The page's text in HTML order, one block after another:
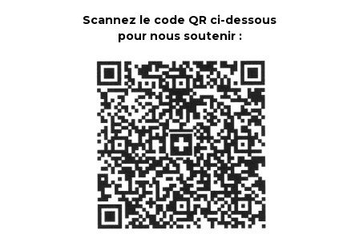
Scannez le code QR ci-dessous
pour nous soutenir :